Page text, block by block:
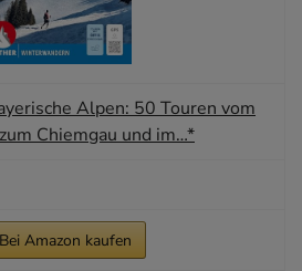
Alpen: 50 Touren vom
Chiemgau und im…*
Bei Amazon kaufen